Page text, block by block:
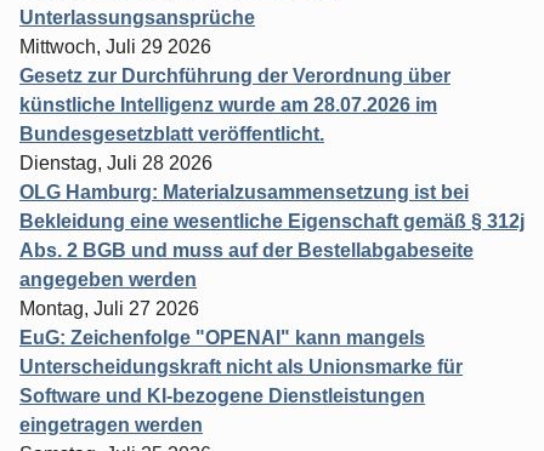
Unterlassungsansprüche
Mittwoch, Juli 29 2026
Gesetz zur Durchführung der Verordnung über
künstliche Intelligenz wurde am 28.07.2026 im
Bundesgesetzblatt veröffentlicht.
Dienstag, Juli 28 2026
OLG Hamburg: Materialzusammensetzung ist bei
Bekleidung eine wesentliche Eigenschaft gemäß § 312j
Abs. 2 BGB und muss auf der Bestellabgabeseite
angegeben werden
Montag, Juli 27 2026
EuG: Zeichenfolge "OPENAI" kann mangels
Unterscheidungskraft nicht als Unionsmarke für
Software und KI-bezogene Dienstleistungen
eingetragen werden